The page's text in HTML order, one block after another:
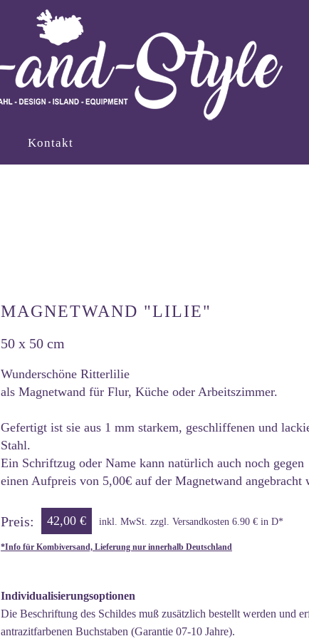
Kontakt
MAGNETWAND "LILIE"
50 x 50 cm
Wunderschöne Ritterlilie
als Magnetwand für Flur, Küche oder Arbeitszimmer.
Gefertigt ist sie aus 1 mm starkem, geschliffenen und
Stahl.
Ein Schriftzug oder Name kann natürlich auch noch gegen
einen Aufpreis von 5,00€ auf der Magnetwand angebracht
Preis: 42,00 € inkl. MwSt. zzgl. Versandkosten 6.90 € in D*
*Info für Kombiversand, Lieferung nur innerhalb Deutschland
Individualisierungsoptionen
Die Beschriftung des Schildes muß zusätzlich bestellt werden und
antrazitfarbenen Buchstaben (Garantie 07-10 Jahre).